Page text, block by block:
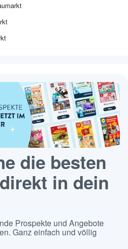
die besten
in dein
Prospekte und Angebote
Ganz einfach und völlig